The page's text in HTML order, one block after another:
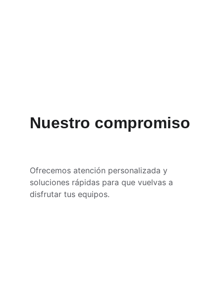
Nuestro compromiso
Ofrecemos atención personalizada y
soluciones rápidas para que vuelvas a
disfrutar tus equipos.